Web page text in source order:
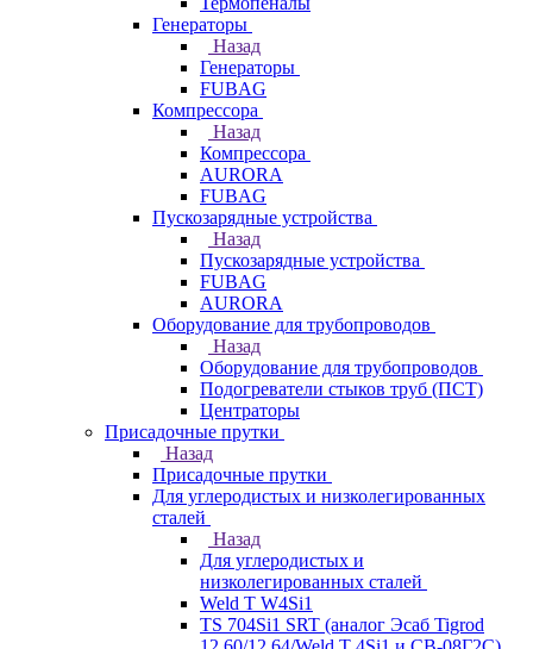
Генераторы
Назад
Генераторы
FUBAG
Компрессора
Назад
Компрессора
AURORA
FUBAG
Пускозарядные устройства
Назад
Пускозарядные устройства
FUBAG
AURORA
Оборудование для трубопроводов
Назад
Оборудование для трубопроводов
Подогреватели стыков труб (ПСТ)
Центраторы
Присадочные прутки
Назад
Присадочные прутки
Для углеродистых и низколегированных
сталей
Назад
Для углеродистых и
низколегированных сталей
Weld T W4Si1
TS 704Si1 SRT (аналог Эсаб Tigrod